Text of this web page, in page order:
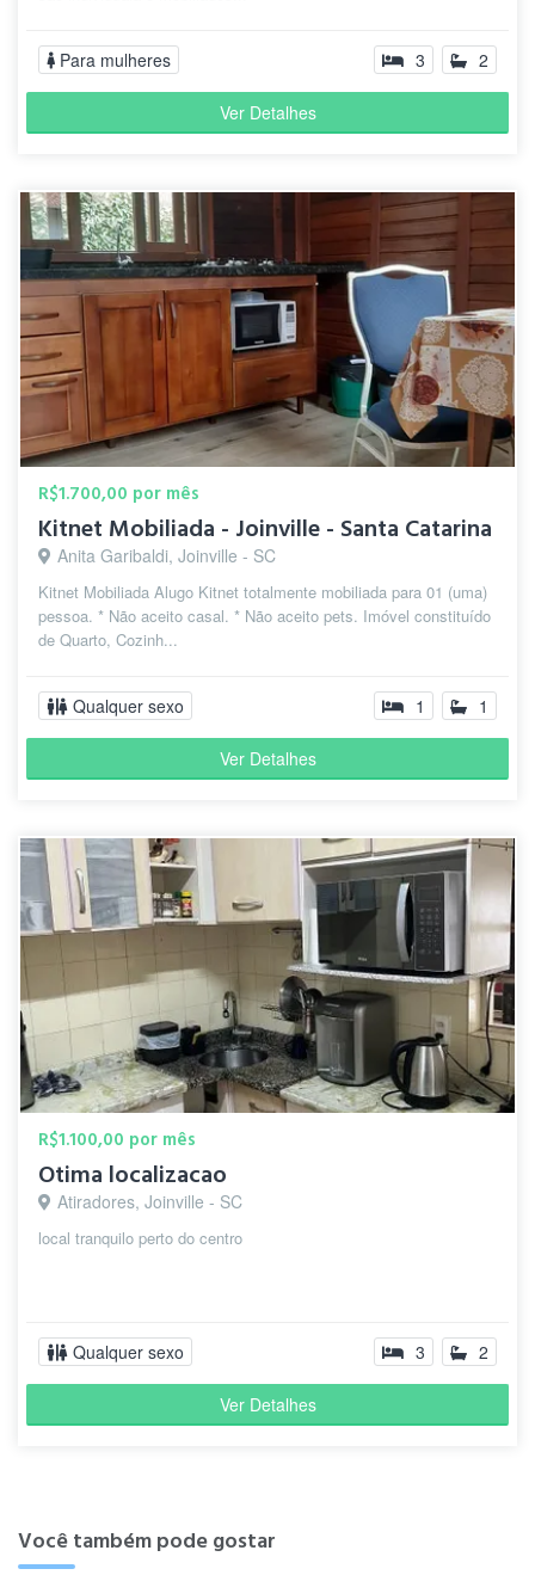
Para mulheres 3 2
Ver Detalhes
R$1.700,00 por mês
Kitnet Mobiliada - Joinville - Santa Catarina
Anita Garibaldi, Joinville - SC
Kitnet Mobiliada Alugo Kitnet totalmente mobiliada para 01 (uma)
pessoa. * Não aceito casal. * Não aceito pets. Imóvel constituído
de Quarto, Cozinh...
Qualquer sexo 1 1
Ver Detalhes
R$1.100,00 por mês
Otima localizacao
Atiradores, Joinville - SC
local tranquilo perto do centro
Qualquer sexo 3 2
Ver Detalhes
Você também pode gostar